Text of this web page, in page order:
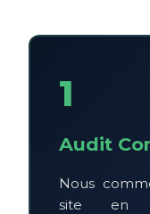
1
Audit
Nous
site en